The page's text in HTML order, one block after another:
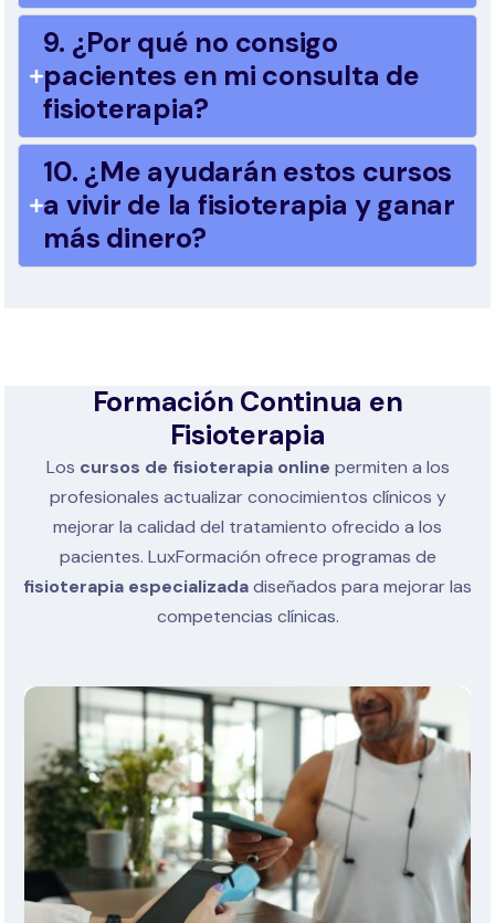
9. ¿Por qué no consigo
pacientes en mi consulta de
fisioterapia?
10. ¿Me ayudarán estos cursos
a vivir de la fisioterapia y ganar
más dinero?
Formación Continua en
Fisioterapia
Los cursos de fisioterapia online permiten a los
profesionales actualizar conocimientos clínicos y
mejorar la calidad del tratamiento ofrecido a los
pacientes. LuxFormación ofrece programas de
fisioterapia especializadadiseñados para mejorar las
competencias clínicas.